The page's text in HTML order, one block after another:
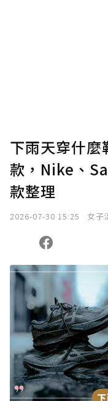
下雨天穿什
款，Nike、
款整理
2026-07-30 15:25 女子